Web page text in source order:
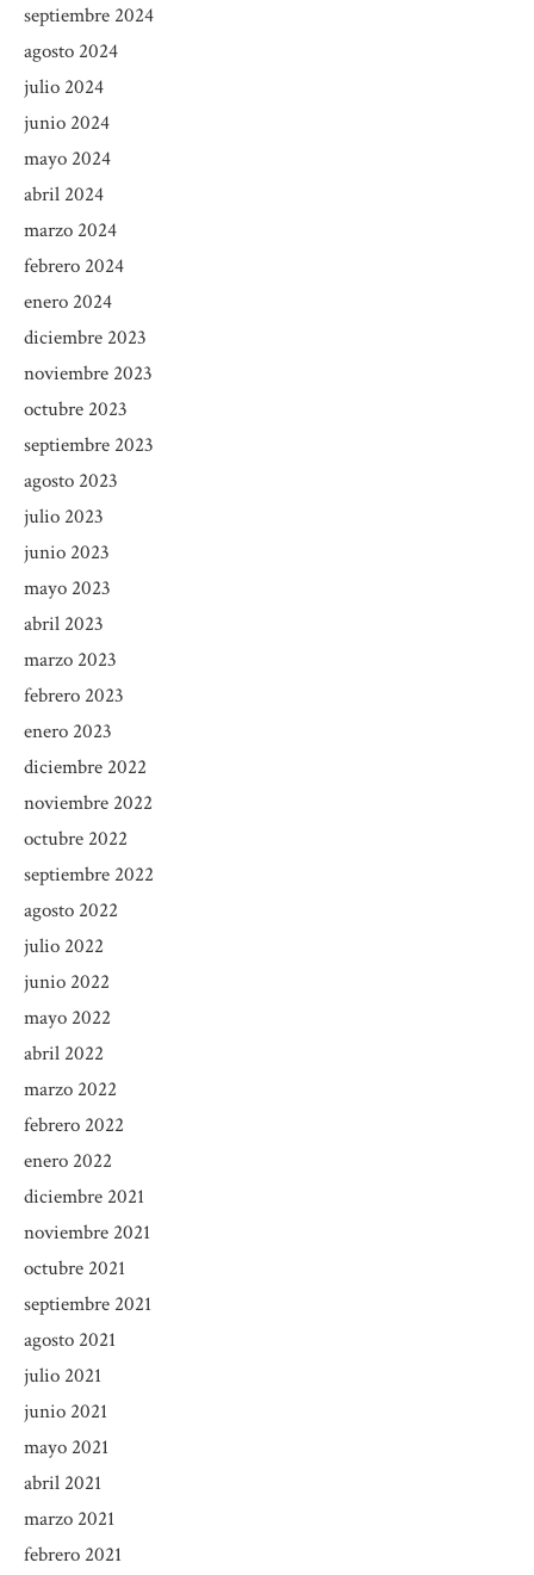
septiembre 2024
agosto 2024
julio 2024
junio 2024
mayo 2024
abril 2024
marzo 2024
febrero 2024
enero 2024
diciembre 2023
noviembre 2023
octubre 2023
septiembre 2023
agosto 2023
julio 2023
junio 2023
mayo 2023
abril 2023
marzo 2023
febrero 2023
enero 2023
diciembre 2022
noviembre 2022
octubre 2022
septiembre 2022
agosto 2022
julio 2022
junio 2022
mayo 2022
abril 2022
marzo 2022
febrero 2022
enero 2022
diciembre 2021
noviembre 2021
octubre 2021
septiembre 2021
agosto 2021
julio 2021
junio 2021
mayo 2021
abril 2021
marzo 2021
febrero 2021